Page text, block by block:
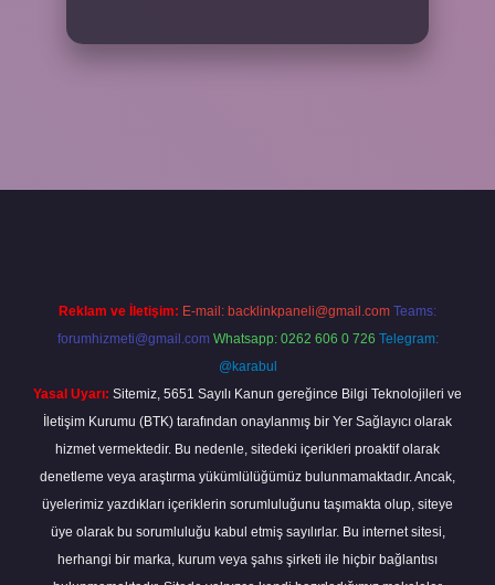
Reklam ve İletişim: E-mail: backlinkpaneli@gmail.com Teams:
forumhizmeti@gmail.com Whatsapp: 0262 606 0 726 Telegram:
@karabul
Yasal Uyarı: Sitemiz, 5651 Sayılı Kanun gereğince Bilgi Teknolojileri ve
İletişim Kurumu (BTK) tarafından onaylanmış bir Yer Sağlayıcı olarak
hizmet vermektedir. Bu nedenle, sitedeki içerikleri proaktif olarak
denetleme veya araştırma yükümlülüğümüz bulunmamaktadır. Ancak,
üyelerimiz yazdıkları içeriklerin sorumluluğunu taşımakta olup, siteye
üye olarak bu sorumluluğu kabul etmiş sayılırlar. Bu internet sitesi,
herhangi bir marka, kurum veya şahıs şirketi ile hiçbir bağlantısı